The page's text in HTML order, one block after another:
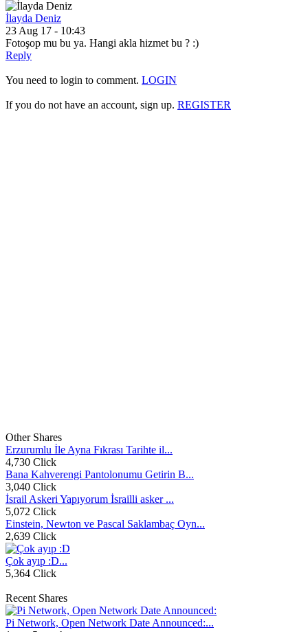
İlayda Deniz
23 Aug 17 - 10:43
Fotoşop mu bu ya. Hangi akla hizmet bu ? :)
Reply
You need to login to comment. LOGIN
If you do not have an account, sign up. REGISTER
Other Shares
Erzurumlu İle Ayna Fıkrası Tarihte il...
4,730 Click
Bana Kahverengi Pantolonumu Getirin B...
3,040 Click
İsrail Askeri Yapıyorum İsrailli asker ...
5,072 Click
Einstein, Newton ve Pascal Saklambaç Oyn...
2,639 Click
Çok ayıp :D...
5,364 Click
Recent Shares
Pi Network, Open Network Date Announced:...